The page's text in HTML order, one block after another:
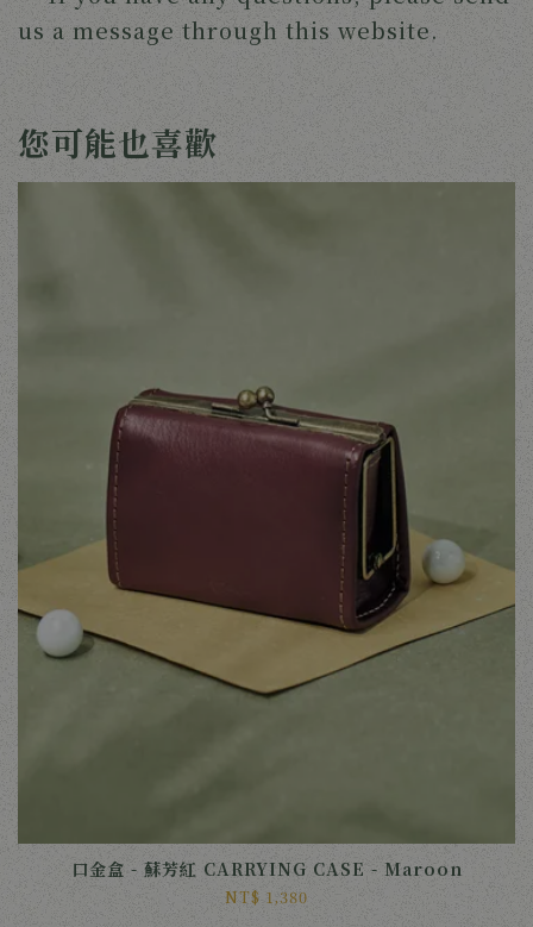
us a message through this website.
您可能也喜歡
口金盒 - 蘇芳紅 CARRYING CASE - Maroon
NT$ 1,380